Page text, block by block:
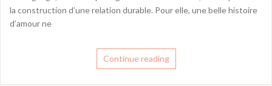
la construction d’une relation durable. Pour elle, une belle histoire
d’amour ne
Continue reading